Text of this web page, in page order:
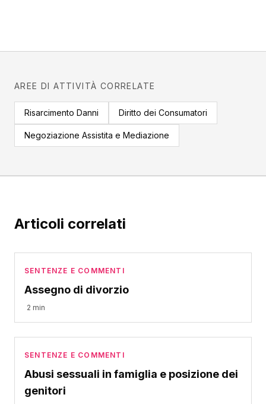
AREE DI ATTIVITÀ CORRELATE
Risarcimento Danni Diritto dei Consumatori
Negoziazione Assistita e Mediazione
Articoli correlati
SENTENZE E COMMENTI
Assegno di divorzio
2 min
SENTENZE E COMMENTI
Abusi sessuali in famiglia e posizione dei
genitori